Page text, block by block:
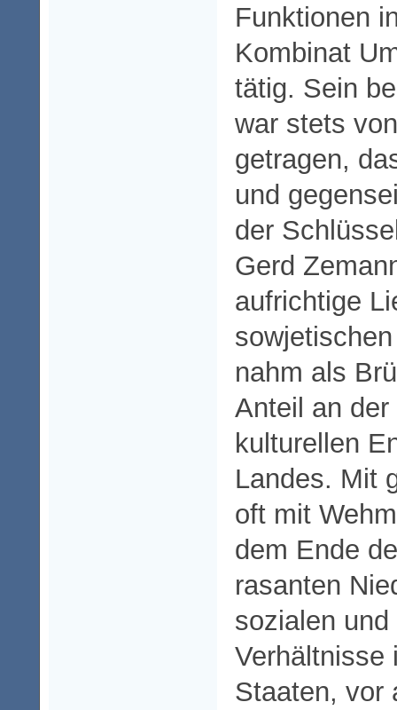
Funktionen
Kombinat
tätig. Sein
war stets
getragen,
und
der
Gerd
aufrichtige
nahm als
Anteil an
kulturellen
Landes. Mit
oft mit
dem Ende
rasanten
sozialen
Verhältnisse
Staaten, vor